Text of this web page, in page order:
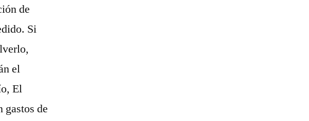
de
Si
el
El
gastos de